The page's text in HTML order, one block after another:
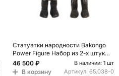
Статуэтки народности Bakongo
Power Figure Набор из 2-х штук
Африка
46 500 ₽ В наличии: 1 шт
В корзину Артикул: 65.038-0